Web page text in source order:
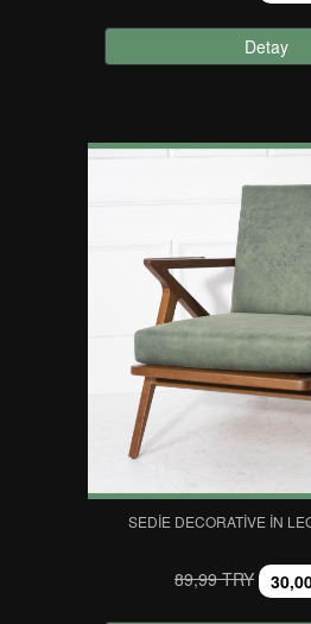
Detay
SEDIE DECORATIVE IN
89,99 TRY